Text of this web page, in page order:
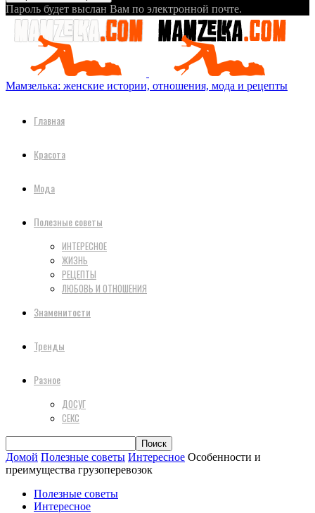
Пароль будет выслан Вам по электронной почте.
Мамзелька: женские истории, отношения, мода и рецепты
Главная
Красота
Мода
Полезные советы
ИНТЕРЕСНОЕ
ЖИЗНЬ
РЕЦЕПТЫ
ЛЮБОВЬ И ОТНОШЕНИЯ
Знаменитости
Тренды
Разное
ДОСУГ
СЕКС
Домой Полезные советы Интересное Особенности и
преимущества грузоперевозок
Полезные советы
Интересное